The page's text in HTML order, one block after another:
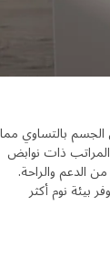
بالتساوي مما
ذات نوابض
والراحة.
نوم أكثر